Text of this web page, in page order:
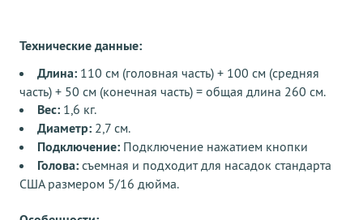
Технические данные:
Длина: 110 см (головная часть) + 100 см (средняя
часть) + 50 см (конечная часть) = общая длина 260 см.
Вес: 1,6 кг.
Диаметр: 2,7 см.
Подключение: Подключение нажатием кнопки
Голова: съемная и подходит для насадок стандарта
США размером 5/16 дюйма.